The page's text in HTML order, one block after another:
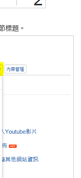
標題。